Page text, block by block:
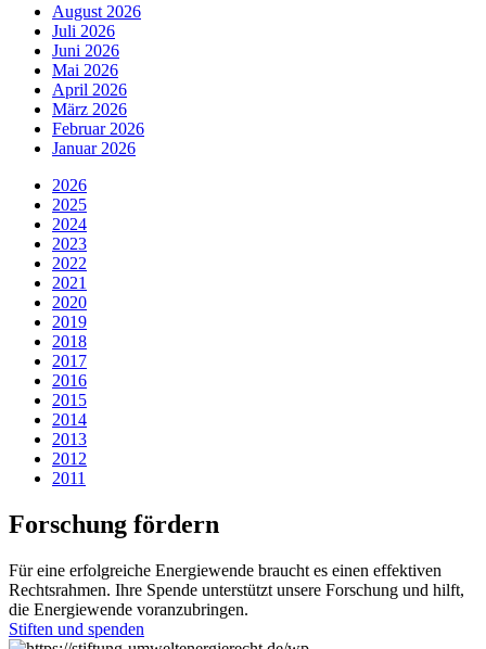
August 2026
Juli 2026
Juni 2026
Mai 2026
April 2026
März 2026
Februar 2026
Januar 2026
2026
2025
2024
2023
2022
2021
2020
2019
2018
2017
2016
2015
2014
2013
2012
2011
Forschung fördern
Für eine erfolgreiche Energiewende braucht es einen effektiven
Rechtsrahmen. Ihre Spende unterstützt unsere Forschung und hilft,
die Energiewende voranzubringen.
Stiften und spenden